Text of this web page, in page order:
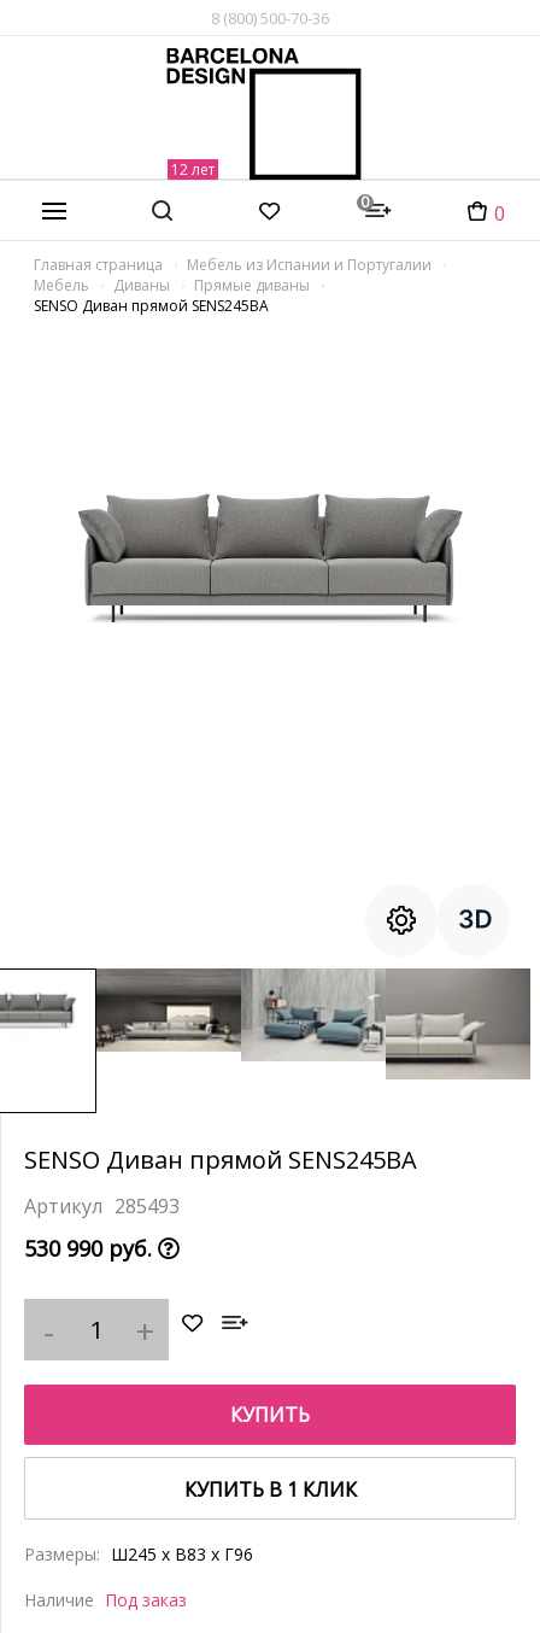
8 (800) 500-70-36
0 0
Главная страница
Мебель из Испании и Португалии
Мебель
Диваны
Прямые диваны
SENSO Диван прямой SENS245BA
SENSO Диван прямой SENS245BA
285493
530 990 руб.
КУПИТЬ
КУПИТЬ В 1 КЛИК
Размеры: Ш245 x В83 x Г96
Наличие Под заказ